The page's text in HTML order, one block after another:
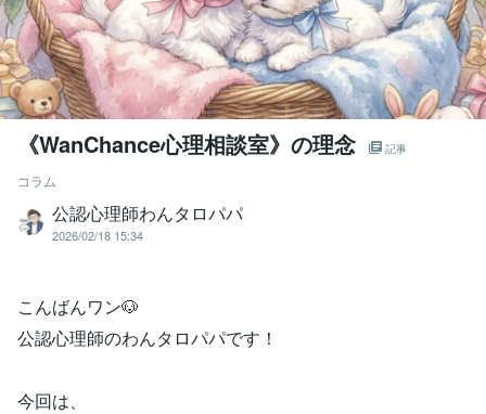
《WanChance心理相談室》の理念 記事
コラム
公認心理師わんタロパパ
2026/02/18 15:34
こんばんワン🐶
公認心理師のわんタロパパです！
今回は、